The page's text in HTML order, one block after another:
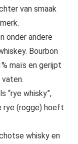
van smaak
onder andere
Bourbon
maïs en gerijpt
vaten.
“rye whisky”,
rye (rogge) hoeft
whisky en